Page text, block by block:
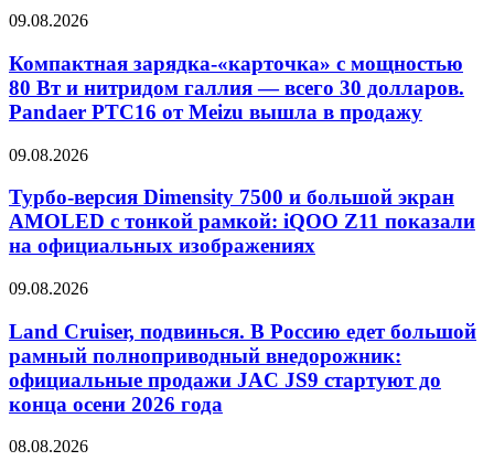
09.08.2026
Компактная зарядка-«карточка» с мощностью
80 Вт и нитридом галлия — всего 30 долларов.
Pandaer PTC16 от Meizu вышла в продажу
09.08.2026
Турбо-версия Dimensity 7500 и большой экран
AMOLED с тонкой рамкой: iQOO Z11 показали
на официальных изображениях
09.08.2026
Land Cruiser, подвинься. В Россию едет большой
рамный полноприводный внедорожник:
официальные продажи JAC JS9 стартуют до
конца осени 2026 года
08.08.2026